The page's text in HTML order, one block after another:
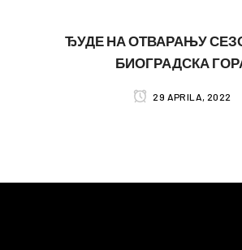
ЂУДЕ НА ОТВАРАЊУ
БИОГРАДСКА
29 APRILA, 2022